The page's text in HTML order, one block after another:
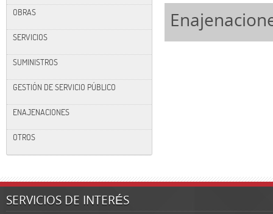
OBRAS
SERVICIOS
SUMINISTROS
GESTIÓN DE SERVICIO PÚBLICO
ENAJENACIONES
OTROS
SERVICIOS DE INTERÉS